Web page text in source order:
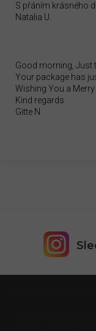
S přáním krásného
Natalia U.
Good morning, Just
Your package has
Wishing You a
Kind regards
Gitte N.